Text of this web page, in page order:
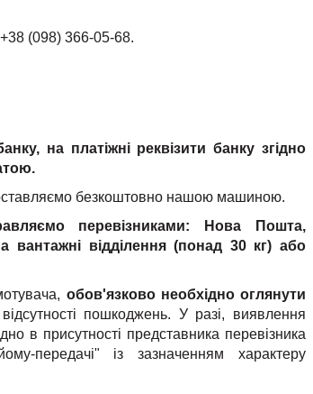
(098) 366-05-68.
на платіжні реквізити банку згідно
безкоштовно нашою машиною.
перевізниками: Нова Пошта,
вантажні відділення (понад 30 кг) або
обов'язково необхідно оглянути
пошкоджень. У разі, виявлення
в присутності представника перевізника
передачі" із зазначенням характеру